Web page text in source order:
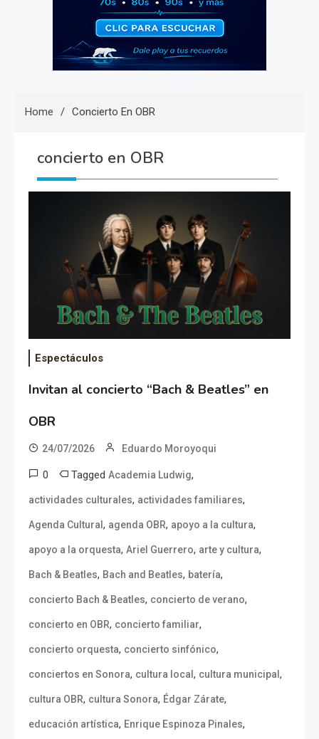
Home Concierto En OBR
concierto en OBR
Espectáculos
Invitan al concierto “Bach & Beatles” en
OBR
24/07/2026 Eduardo Moroyoqui
0 Tagged Academia Ludwig,
actividades culturales, actividades familiares,
Agenda Cultural , agenda OBR, apoyo a la cultura,
apoyo a la orquesta, Ariel Guerrero, arte y cultura,
Bach & Beatles, Bach and Beatles, batería,
concierto Bach & Beatles, concierto de verano,
concierto en OBR, concierto familiar,
concierto orquesta, concierto sinfónico,
conciertos en Sonora, cultura local , cultura municipal ,
cultura OBR, cultura Sonora, Édgar Zárate,
educación artística, Enrique Espinoza Pinales,